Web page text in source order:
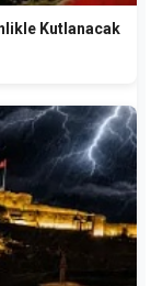
Kutlanacak